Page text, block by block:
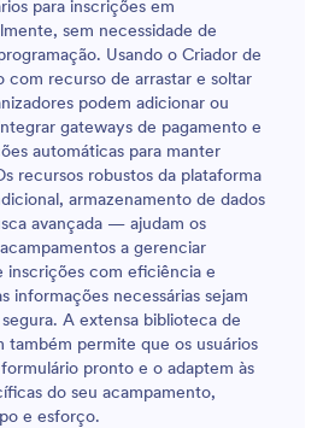
para inscrições em
sem necessidade de
Usando o Criador de
com recurso de arrastar e soltar
podem adicionar ou
gateways de pagamento e
automáticas para manter
recursos robustos da plataforma
armazenamento de dados
avançada — ajudam os
a gerenciar
inscrições com eficiência e
informações necessárias sejam
A extensa biblioteca de
também permite que os usuários
pronto e o adaptem às
do seu acampamento,
e esforço.